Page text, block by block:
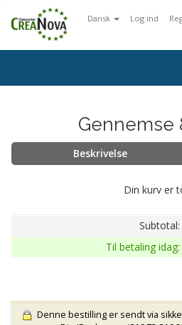
Dansk Log ind
Gennemse
Beskrivelse
Din kurv er
Subtotal:
Til betaling idag:
Denne bestilling er sendt via